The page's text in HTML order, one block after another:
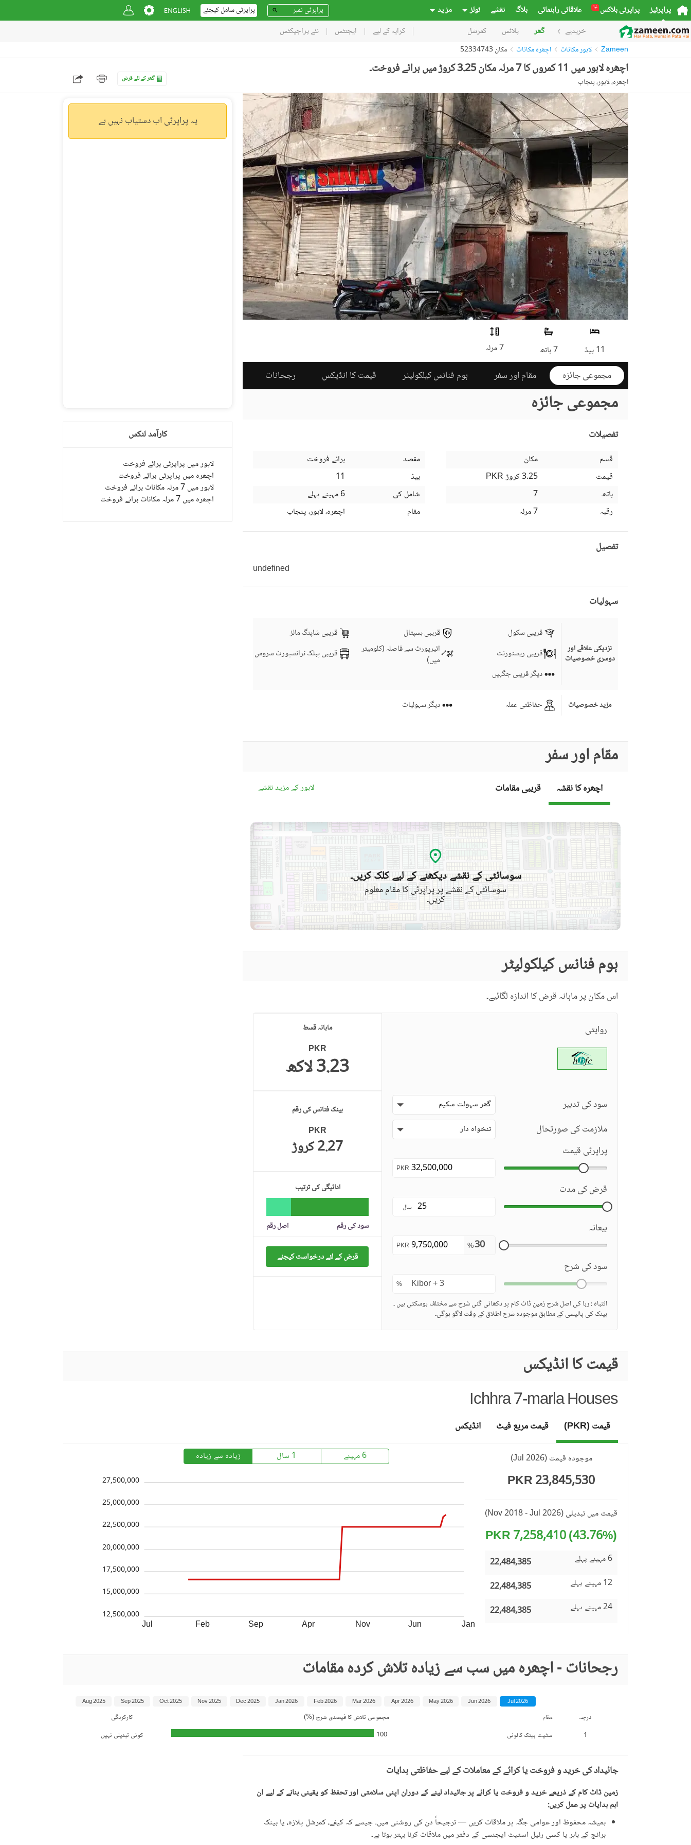
پراپرٹیز پراپرٹی بلاکس نیا علاقائی راہنمائی بلاگ نقشے ٹولز مز ید پراپرٹی شامل کیجئے
خریدیے گھر پلاٹس کمرشل کرایہ کے لیے ایجنٹس نئے پراجیکٹس
Zameen لاہور مکانات اچھرہ مکانات مکان 52334743
اچھرہ لاہور میں 11 کمروں کا 7 مرلہ مکان 3.25 کروڑ میں برائے فروخت۔
اچھرہ، لاہور، پنجاب گھر کے لئے قرض
11 بیڈ 7 باتھ 7 مرلہ
مجموعی جائزہ مقام اور سفر ہوم فنانس کیلکولیٹر قیمت کا انڈیکس رجحانات
مجموعی جائزہ
تفصیلات
قسم
مکان
قیمت
PKR
3.25 کروڑ
باتھ
7
رقبہ
7 مرلہ
مقصد
برائے فروخت
بیڈ
11
شامل کی
6 مہینے پہلے
مقام
اچھرہ، لاہور، پنجاب
تفصیل
undefined
سہولیات
نزدیکی علاقے اور
دوسری خصوصیات
قریبی سکول قریبی ہسپتال
قریبی شاپنگ مالز
قریبی ریسٹورنٹ
ائیرپورٹ سے فاصلہ (کلومیٹر
میں)
قریبی پبلک ٹرانسپورٹ سروس
دیگر قریبی جگہیں
مزید خصوصیات حفاظتی عملہ دیگر سہولیات
مقام اور سفر
اچھرہ کا نقشہ قریبی مقامات لاہور کے مزید نقشے
سوسائٹی کے نقشے دیکھنے کے لیے کلک کریں۔
سوسائٹی کے نقشے پر پراپرٹی کا مقام معلوم
کریں۔
ہوم فنانس کیلکولیٹر
اس مکان پر ماہانہ قرض کا اندازہ لگائیے۔
روایتی
سود کی تدبیر گھر سہولت سکیم
ملازمت کی صورتحال تنخواہ دار
پراپرٹی قیمت
PKR
قرض کی مدت
سال
بیعانہ
%
PKR
سود کی شرح
%
انتباہ : ربا کی اصل شرح زمین ڈاٹ کام پر دکھائی گئی شرح سے مختلف ہوسکتی ہیں ۔
بینک کی پالیسی کے مطابق موجودہ شرح اطلاق کے وقت لاگو ہوگی۔
ماہانہ قسط
PKR
3.23 لاکھ
بینک فنانس کی رقم
PKR
2.27 کروڑ
ادائیگی کی ترتیب
سود کی رقم اصل رقم
قرض کے لئے درخواست کیجئے
قیمت کا انڈیکس
Ichhra 7-marla Houses
موجودہ قیمت(
Jul 2026
)
23,845,530 PKR
قیمت میں تبدیلی(Nov 2018 - Jul 2026)
(43.76%) 7,258,410 PKR
6 مہینے پہلے
22,484,385
12 مہینے پہلے
22,484,385
24 مہینے پہلے
22,484,385
6 مہینے 1 سال زیادہ سے زیادہ
Jul Feb Sep Apr Nov Jun Jan
12,500,000
15,000,000
17,500,000
20,000,000
22,500,000
25,000,000
27,500,000
قیمت (PKR) قیمت مربع فیٹ انڈیکس
رجحانات - اچھرہ میں سب سے زیادہ تلاش کردہ مقامات
درجہ مقام مجموعی تلاش کا فیصدی شرح (%)
کارکردگی
1
سٹیٹ بینک کالونی 100 کوئی تبدیلی نہیں
Jul 2026
Jun 2026
May 2026
Apr 2026
Mar 2026
Feb 2026
Jan 2026
Dec 2025
Nov 2025
Oct 2025
Sep 2025
Aug 2025
جائیداد کی خرید و فروخت یا کرائے کے معاملات کے لیے حفاظتی ہدایات
زمین ڈاٹ کام کے ذریعے خرید و فروخت یا کرائے پر جائیداد لینے کے دوران اپنی سلامتی اور تحفظ کو یقینی بنانے کے لیے ان
اہم ہدایات پر عمل کریں:
ہمیشہ محفوظ اور عوامی جگہ پر ملاقات کریں — ترجیحاً دن کی روشنی میں۔ جیسے کہ کیفے، کمرشل پلازہ، یا بینک
برانچ کے باہر یا کسی رئیل اسٹیٹ ایجنسی کے دفتر میں ملاقات کرنا بہتر ہوتا ہے۔
یہ پراپرٹی اب دستیاب نہیں ہے
کارآمد لنکس
لاہور میں پراپرٹی برائے فروخت
اچھرہ میں پراپرٹی برائے فروخت
لاہور میں 7 مرلہ مکانات برائے فروخت
اچھرہ میں 7 مرلہ مکانات برائے فروخت